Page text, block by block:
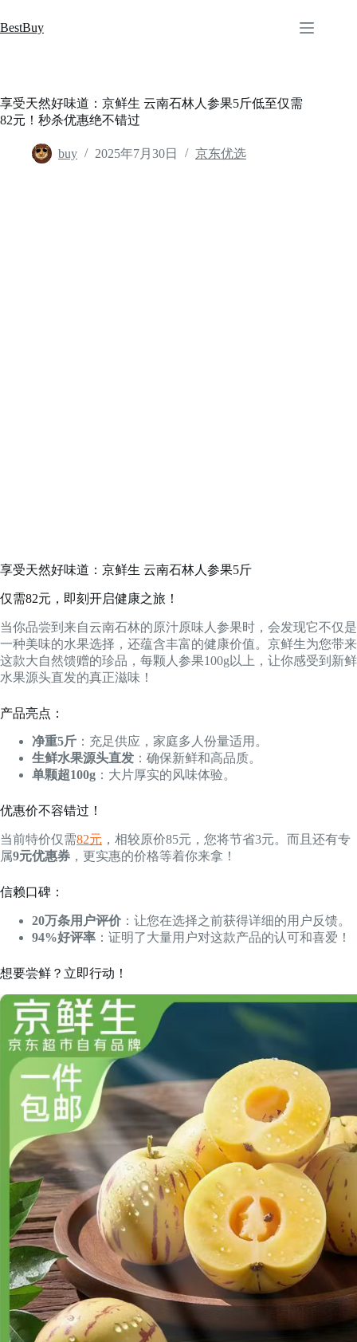
至
BestBuy
享受天然好味道：京鲜生 云南石林人参果5斤低至仅需
82元！秒杀优惠绝不错过
buy 2025年7月30日 京东优选
享受天然好味道：京鲜生 云南石林人参果5斤
仅需82元，即刻开启健康之旅！
当你品尝到来自云南石林的原汁原味人参果时，会发现它不仅是
一种美味的水果选择，还蕴含丰富的健康价值。京鲜生为您带来
这款大自然馈赠的珍品，每颗人参果100g以上，让你感受到新鲜
水果源头直发的真正滋味！
产品亮点：
净重5斤 ：充足供应，家庭多人份量适用。
生鲜水果源头直发 ：确保新鲜和高品质。
单颗超100g ：大片厚实的风味体验。
优惠价不容错过！
当前特价仅需82元 ，相较原价85元，您将节省3元。而且还有专
属9元优惠券 ，更实惠的价格等着你来拿！
信赖口碑：
20万条用户评价 ：让您在选择之前获得详细的用户反馈。
94%好评率 ：证明了大量用户对这款产品的认可和喜爱！
想要尝鲜？立即行动！